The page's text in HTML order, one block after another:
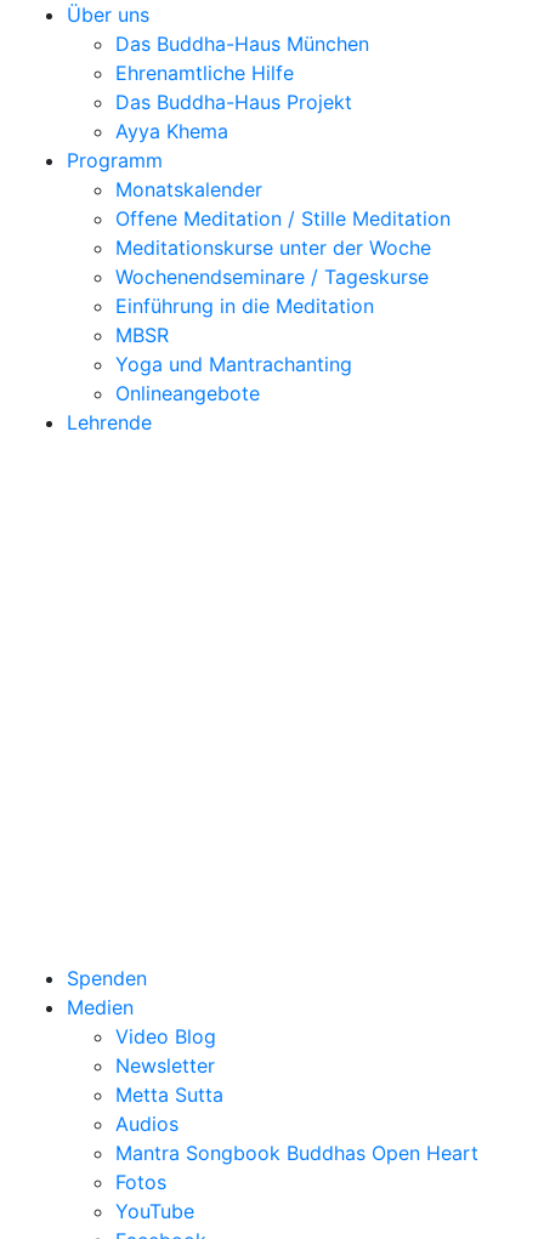
Über uns
Das Buddha-Haus München
Ehrenamtliche Hilfe
Das Buddha-Haus Projekt
Ayya Khema
Programm
Monatskalender
Offene Meditation / Stille Meditation
Meditationskurse unter der Woche
Wochenendseminare / Tageskurse
Einführung in die Meditation
MBSR
Yoga und Mantrachanting
Onlineangebote
Lehrende
Spenden
Medien
Video Blog
Newsletter
Metta Sutta
Audios
Mantra Songbook Buddhas Open Heart
Fotos
YouTube